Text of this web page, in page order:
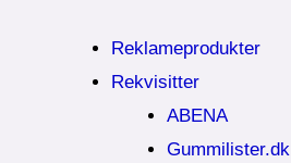
Reklameprodukter
Rekvisitter
ABENA
Gummilister.dk